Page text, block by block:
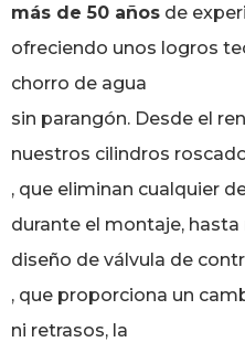
más de 50 años de
ofreciendo unos logros
chorro de agua
sin parangón. Desde el
nuestros cilindros
, que eliminan cualquier
durante el montaje,
diseño de válvula de
, que proporciona un
ni retrasos, la